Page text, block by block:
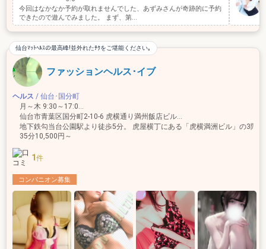
今回はなかなか予約が取れませんでした、あずみさんが奇跡的に予約
できたので遊んでみました。 まず、第...
ファッションヘルス･イブ
ヘルス / 仙台･国分町
月～木 9:30～17:00…
仙台市青葉区国分町2-10-6 虎横通り満州飯店ビル3F
35分10,500円～
1 件
コンパニオン募集
仙台ﾏｯﾄﾍﾙｽの最高峰!並外れたﾃｸをご堪能ください｡